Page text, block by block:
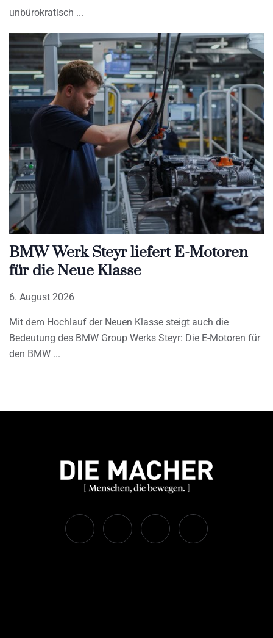
unbürokratisch
BMW Werk Steyr liefert E-Motoren
für die Neue Klasse
6. August 2026
Mit dem Hochlauf der Neuen Klasse steigt auch die
Bedeutung des BMW Group Werks Steyr: Die E-Motoren für
den BMW